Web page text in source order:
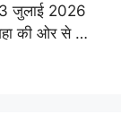
जुलाई 2026
की ओर से …